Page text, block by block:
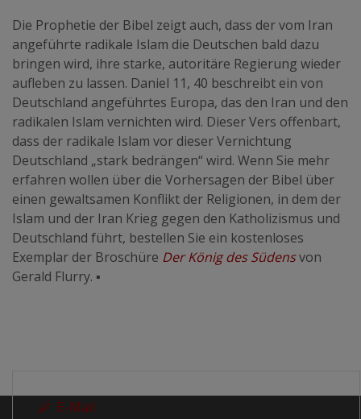
Die Prophetie der Bibel zeigt auch, dass der vom Iran
angeführte radikale Islam die Deutschen bald dazu
bringen wird, ihre starke, autoritäre Regierung wieder
aufleben zu lassen. Daniel 11, 40 beschreibt ein von
Deutschland angeführtes Europa, das den Iran und den
radikalen Islam vernichten wird. Dieser Vers offenbart,
dass der radikale Islam vor dieser Vernichtung
Deutschland „stark bedrängen“ wird. Wenn Sie mehr
erfahren wollen über die Vorhersagen der Bibel über
einen gewaltsamen Konflikt der Religionen, in dem der
Islam und der Iran Krieg gegen den Katholizismus und
Deutschland führt, bestellen Sie ein kostenloses
Exemplar der Broschüre Der König des Südensvon
Gerald Flurry. ▪
E-Mail